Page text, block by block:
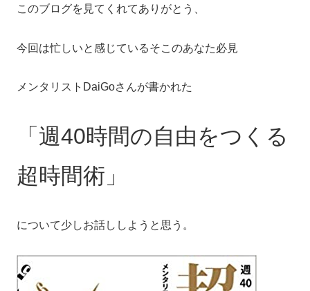
このブログを見てくれてありがとう、
今回は忙しいと感じているそこのあなた必見
メンタリストDaiGoさんが書かれた
「週40時間の自由をつくる
超時間術」
について少しお話ししようと思う。